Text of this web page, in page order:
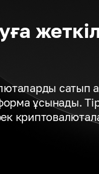
сатып
ұсынады.